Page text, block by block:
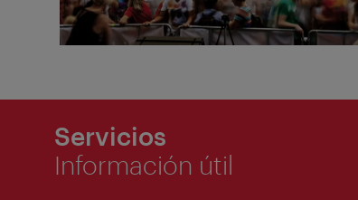
Servicios
Información útil